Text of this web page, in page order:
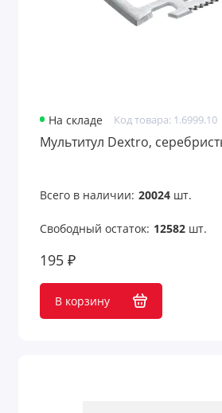
На складе Код товара: 1.6999.10
Мультитул Dextro,
Всего в наличии: 20024шт.
Свободный остаток: 12582шт.
195 ₽
В корзину